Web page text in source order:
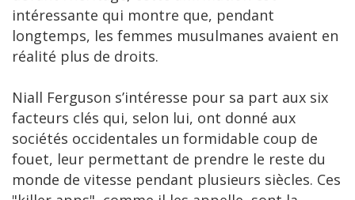
intéressante qui montre que, pendant
longtemps, les femmes musulmanes avaient en
réalité plus de droits.
Niall Ferguson s’intéresse pour sa part aux six
facteurs clés qui, selon lui, ont donné aux
sociétés occidentales un formidable coup de
fouet, leur permettant de prendre le reste du
monde de vitesse pendant plusieurs siècles. Ces